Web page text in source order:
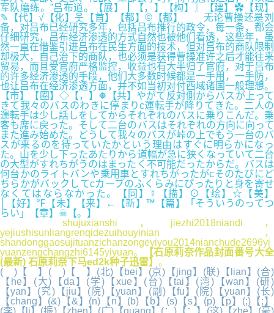
军队磨练。”吕布道。【展】┃【，】【构】〗【建】✿【现】
✎【代】√【化】웃【首】【都】©【都】 无论曹操还是刘
备，对吕布已经研究多年，包括吕布推行的政令，每一条，都会
仔细研究，吕布经济渗透的方式自然也被他们看透，这些年，虽
然一直在借鉴引进吕布在民生方面的技术，但对吕布的商队限制
却极大，自己治下的商队，也必须是获得曹操准许之后才能往来
贸易，而且受官府严格监控，收益也有大半归了官府，对于吕布
的许多经济渗透的手段，他们大多数时候都是一手用，一手防，
也让吕布在经济渗透方面，并不如当初对付西域诸国一般理想。
【市】【圈】◇【，】❅【共】やがて反対側からバスが上って
きて我々のバスのわきに停まりc運転手が降りてきた。二人の
運転手は少し話しをしてからそれぞれのバスに乗りこんだ。乗
客も席に戻った。そして二台のバスはそれぞれの方向に向って
また進み始めた。どうして我々のバスが峠の上でもう一台のバ
スが来るのを待っていたかという理由はすぐに明らかになっ
た。山を少し下ったあたりから道幅が急に狭くなっていて二台
の大型がすれちがうのはまったく不可能だったからだ。バスは
何台かのライトバンや乗用車とすれちがったがcそのたびにど
ちらかがバックしてcカーブのふくらみにぴったりと身を寄せ
なくてはならなかった。【同】☿【描】⊙【绘】☆【美】
│【好】℉【未】【来】←【新】™【篇】「そういうのってつ
らい」【章】☠【。】
shujuxianshi，jiezhi2018niandi，
yejiushisunliangrenqidezuihouyinian，
shandonggaosujituanzichanzongeyiyou2014nianchude2696yi
yuanzengchangzhi6145yiyuan。
【石原莉奈作品封面番号大全
(最新) 石原莉奈下马ed2k种子迅雷】 。
( )【 】( )【 】(北)【bei】(京)【jing】(联)【lian】(合)
【he】(大)【da】(学)【xue】(台)【tai】(湾)【wan】(研)
【yan】(究)【jiu】(院)【yuan】(副)【fu】(院)【yuan】(长)
【chang】(&)【&】(n)【n】(b)【b】(s)【s】(p)【p】(;)【;】
(李)【li】(振)【zhen】(广)【guang】(：)【：】(这)【zhe】(毫)